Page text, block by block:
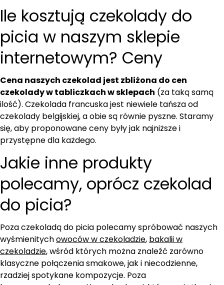
Ile kosztują czekolady do
picia w naszym sklepie
internetowym? Ceny
Cena naszych czekolad jest zbliżona do cen
czekolady w tabliczkach w sklepach (za taką samą
ilość). Czekolada francuska jest niewiele tańsza od
czekolady belgijskiej, a obie są równie pyszne. Staramy
się, aby proponowane ceny były jak najniższe i
przystępne dla każdego.
Jakie inne produkty
polecamy, oprócz czekolad
do picia?
Poza czekoladą do picia polecamy spróbować naszych
wyśmienitychowoców w czekoladzie, bakalii w
czekoladzie, wśród których można znaleźć zarówno
klasyczne połączenia smakowe, jak i niecodzienne,
rzadziej spotykane kompozycje. Poza